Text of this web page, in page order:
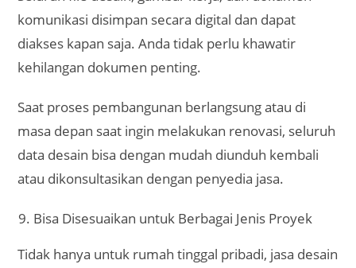
komunikasi disimpan secara digital dan dapat
diakses kapan saja. Anda tidak perlu khawatir
kehilangan dokumen penting.
Saat proses pembangunan berlangsung atau di
masa depan saat ingin melakukan renovasi, seluruh
data desain bisa dengan mudah diunduh kembali
atau dikonsultasikan dengan penyedia jasa.
Bisa Disesuaikan untuk Berbagai Jenis Proyek
Tidak hanya untuk rumah tinggal pribadi, jasa desain